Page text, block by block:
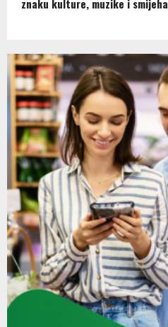
znaku kulture, muzike i smijeha